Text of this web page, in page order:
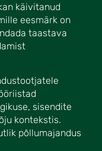
käivitanud
eesmärk on
taastava
sisendite
kontekstis.
põllumajandus